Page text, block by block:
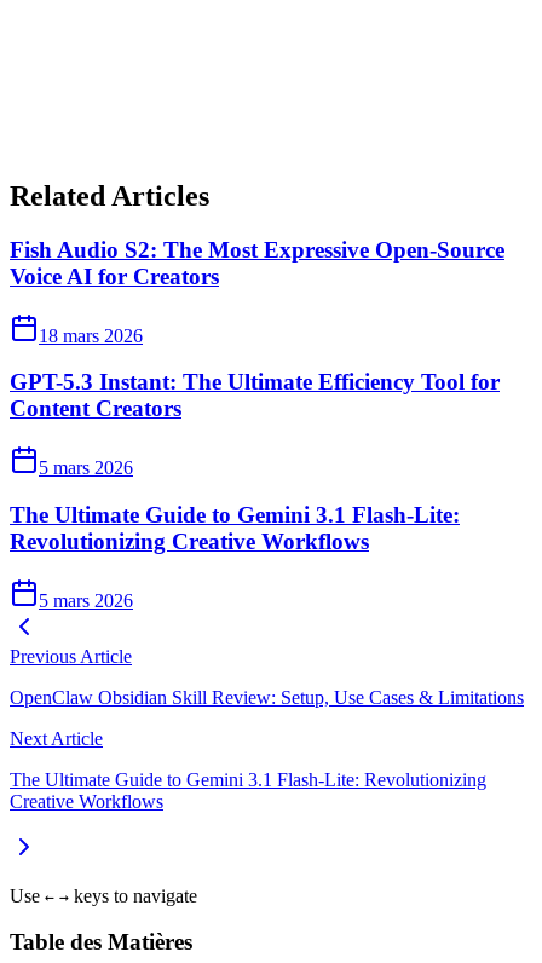
Related Articles
Fish Audio S2: The Most Expressive Open-Source
Voice AI for Creators
18 mars 2026
GPT-5.3 Instant: The Ultimate Efficiency Tool for
Content Creators
5 mars 2026
The Ultimate Guide to Gemini 3.1 Flash-Lite:
Revolutionizing Creative Workflows
5 mars 2026
Previous Article
OpenClaw Obsidian Skill Review: Setup, Use Cases & Limitations
Next Article
The Ultimate Guide to Gemini 3.1 Flash-Lite: Revolutionizing
Creative Workflows
Use ← → keys to navigate
Table des Matières